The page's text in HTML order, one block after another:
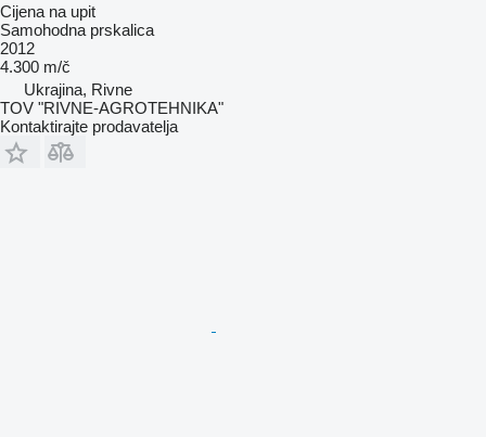
Cijena na upit
Samohodna prskalica
2012
4.300 m/č
Ukrajina, Rivne
TOV "RIVNE-AGROTEHNIKA"
Kontaktirajte prodavatelja